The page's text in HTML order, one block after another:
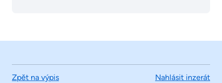
Zpět na výpis Nahlásit inzerát